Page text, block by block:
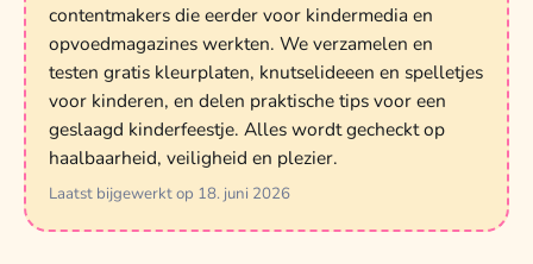
contentmakers die eerder voor kindermedia en
opvoedmagazines werkten. We verzamelen en
testen gratis kleurplaten, knutselideeen en spelletjes
voor kinderen, en delen praktische tips voor een
geslaagd kinderfeestje. Alles wordt gecheckt op
haalbaarheid, veiligheid en plezier.
Laatst bijgewerkt op 18. juni 2026